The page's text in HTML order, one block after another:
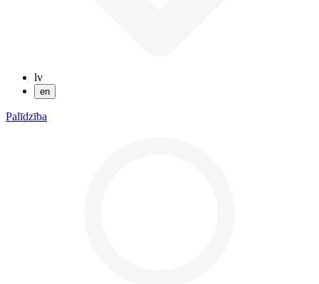
lv
en
Palīdzība